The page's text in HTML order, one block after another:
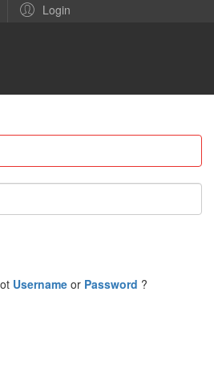
Login
Username or Password ?